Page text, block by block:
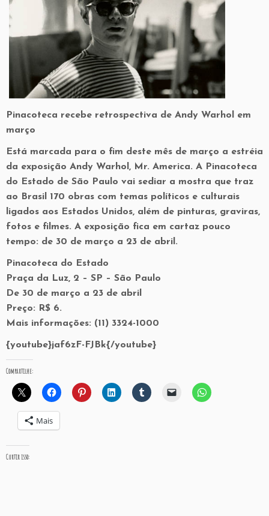
Pinacoteca recebe retrospectiva de Andy Warhol em
março
Está marcada para o fim deste mês de março a estréia
da exposição Andy Warhol, Mr. America. A Pinacoteca
do Estado de São Paulo vai sediar a mostra que traz
ao Brasil 170 obras com temas políticos e culturais
ligados aos Estados Unidos, além de pinturas, graviras,
fotos e filmes. A exposição fica em cartaz pouco
tempo: de 30 de março a 23 de abril.
Pinacoteca do Estado
Praça da Luz, 2 – SP – São Paulo
De 30 de março a 23 de abril
Preço: R$ 6.
Mais informações: (11) 3324-1000
{youtube}jaf6zF-FJBk{/youtube}
Compartilhe:
Mais
Curtir isso: